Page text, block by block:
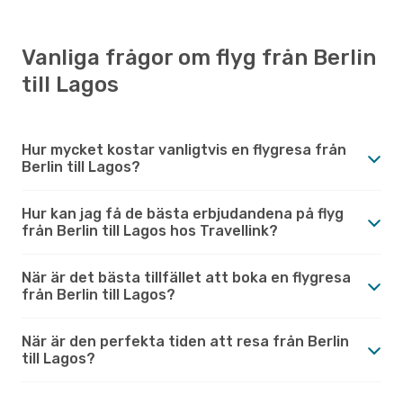
Vanliga frågor om flyg från Berlin
till Lagos
Hur mycket kostar vanligtvis en flygresa från
Berlin till Lagos?
Hur kan jag få de bästa erbjudandena på flyg
från Berlin till Lagos hos Travellink?
När är det bästa tillfället att boka en flygresa
från Berlin till Lagos?
När är den perfekta tiden att resa från Berlin
till Lagos?